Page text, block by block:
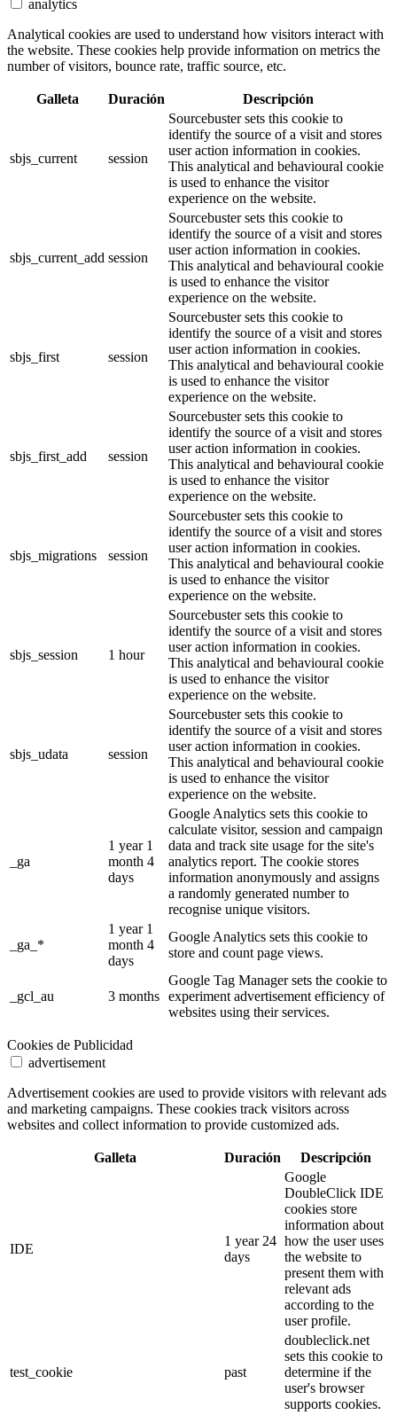
analytics
Analytical cookies are used to understand how visitors interact with
the website. These cookies help provide information on metrics the
number of visitors, bounce rate, traffic source, etc.
Galleta Duración Descripción
sbjs_current session
Sourcebuster sets this cookie to
identify the source of a visit and stores
user action information in cookies.
This analytical and behavioural cookie
is used to enhance the visitor
experience on the website.
sbjs_current_add session
Sourcebuster sets this cookie to
identify the source of a visit and stores
user action information in cookies.
This analytical and behavioural cookie
is used to enhance the visitor
experience on the website.
sbjs_first session
Sourcebuster sets this cookie to
identify the source of a visit and stores
user action information in cookies.
This analytical and behavioural cookie
is used to enhance the visitor
experience on the website.
sbjs_first_add session
Sourcebuster sets this cookie to
identify the source of a visit and stores
user action information in cookies.
This analytical and behavioural cookie
is used to enhance the visitor
experience on the website.
sbjs_migrations session
Sourcebuster sets this cookie to
identify the source of a visit and stores
user action information in cookies.
This analytical and behavioural cookie
is used to enhance the visitor
experience on the website.
sbjs_session 1 hour
Sourcebuster sets this cookie to
identify the source of a visit and stores
user action information in cookies.
This analytical and behavioural cookie
is used to enhance the visitor
experience on the website.
sbjs_udata session
Sourcebuster sets this cookie to
identify the source of a visit and stores
user action information in cookies.
This analytical and behavioural cookie
is used to enhance the visitor
experience on the website.
_ga
1 year 1
month 4
days
Google Analytics sets this cookie to
calculate visitor, session and campaign
data and track site usage for the site's
analytics report. The cookie stores
information anonymously and assigns
a randomly generated number to
recognise unique visitors.
_ga_*
1 year 1
month 4
days
Google Analytics sets this cookie to
store and count page views.
_gcl_au 3 months
Google Tag Manager sets the cookie to
experiment advertisement efficiency of
websites using their services.
Cookies de Publicidad
advertisement
Advertisement cookies are used to provide visitors with relevant ads
and marketing campaigns. These cookies track visitors across
websites and collect information to provide customized ads.
Galleta Duración Descripción
IDE
1 year 24
days
Google
DoubleClick IDE
cookies store
information about
how the user uses
the website to
present them with
relevant ads
according to the
user profile.
test_cookie past
doubleclick.net
sets this cookie to
determine if the
user's browser
supports cookies.